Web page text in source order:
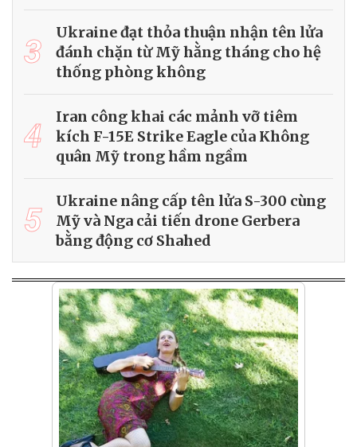
3
Ukraine đạt thỏa thuận nhận tên lửa
đánh chặn từ Mỹ hằng tháng cho hệ
thống phòng không
4
Iran công khai các mảnh vỡ tiêm
kích F-15E Strike Eagle của Không
quân Mỹ trong hầm ngầm
5
Ukraine nâng cấp tên lửa S-300 cùng
Mỹ và Nga cải tiến drone Gerbera
bằng động cơ Shahed